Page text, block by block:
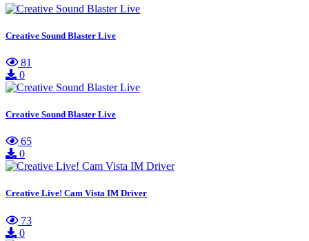
Creative Sound Blaster Live
81
0
Creative Sound Blaster Live
65
0
Creative Live! Cam Vista IM Driver
73
0